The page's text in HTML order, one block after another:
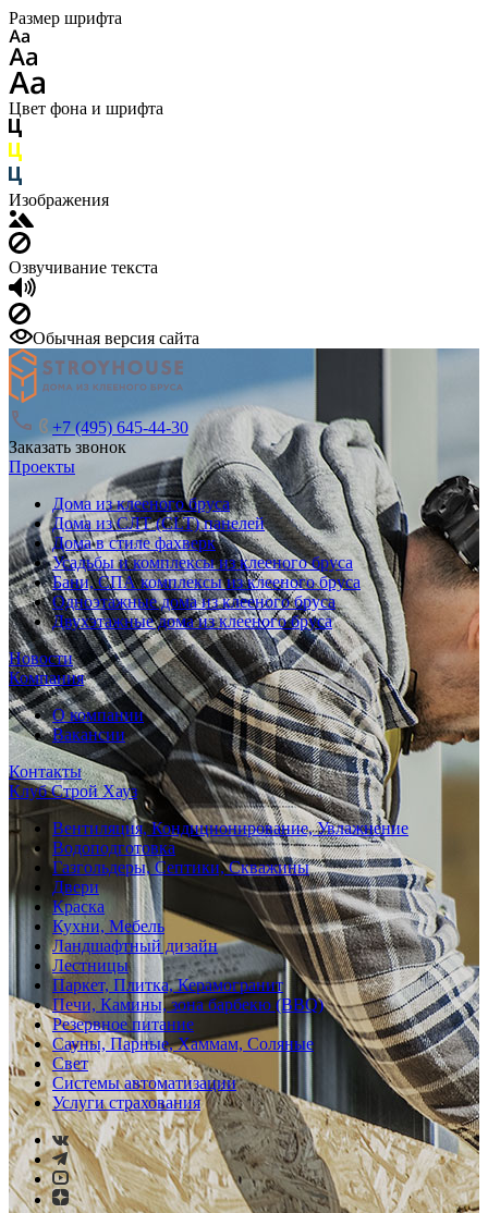
Размер шрифта
Цвет фона и шрифта
Изображения
Озвучивание текста
Обычная версия сайта
+7 (495) 645-44-30
Заказать звонок
Проекты
Дома из клееного бруса
Дома из СЛТ (CLT) панелей
Дома в стиле фахверк
Усадьбы и комплексы из клееного бруса
Бани, СПА комплексы из клееного бруса
Одноэтажные дома из клееного бруса
Двухэтажные дома из клееного бруса
Новости
Компания
О компании
Вакансии
Контакты
Клуб Строй Хауз
Вентиляция, Кондиционирование, Увлажнение
Водоподготовка
Газгольдеры, Септики, Скважины
Двери
Краска
Кухни, Мебель
Ландшафтный дизайн
Лестницы
Паркет, Плитка, Керамогранит
Печи, Камины, зона барбекю (BBQ)
Резервное питание
Сауны, Парные, Хаммам, Соляные
Свет
Системы автоматизации
Услуги страхования